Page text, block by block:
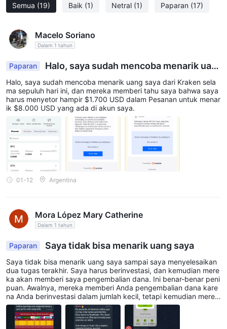
Semua (19) Baik (1) Netral (1) Paparan (17)
Macelo Soriano
Dalam 1 tahun
Paparan
Halo, saya sudah mencoba menarik uan
g saya dari Kraken selama sepuluh hari ini,
Halo, saya sudah mencoba menarik uang saya dari Kraken sela
ma sepuluh hari ini, dan mereka memberi tahu saya bahwa saya
harus menyetor hampir $1.700 USD dalam Pesanan untuk menar
ik $8.000 USD yang ada di akun saya.
01-12 Argentina
Mora López Mary Catherine
Dalam 1 tahun
Paparan Saya tidak bisa menarik uang saya
Saya tidak bisa menarik uang saya sampai saya menyelesaikan
dua tugas terakhir. Saya harus berinvestasi, dan kemudian mere
ka akan memberi saya pengembalian dana. Ini benar-benar peni
puan. Awalnya, mereka memberi Anda pengembalian dana kare
na Anda berinvestasi dalam jumlah kecil, tetapi kemudian merek
a meminta jumlah besar, dan Anda tidak bisa melanjutkan tugas-
tugas itu.